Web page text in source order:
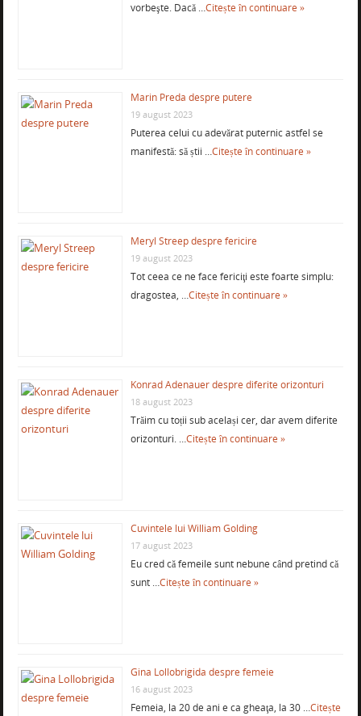
vorbeşte. Dacă …Citește în continuare »
Marin Preda despre putere
19 august 2023
Puterea celui cu adevărat puternic astfel se
manifestă: să știi …Citește în continuare »
Meryl Streep despre fericire
19 august 2023
Tot ceea ce ne face fericiţi este foarte simplu:
dragostea, …Citește în continuare »
Konrad Adenauer despre diferite orizonturi
18 august 2023
Trăim cu toții sub același cer, dar avem diferite
orizonturi. …Citește în continuare »
Cuvintele lui William Golding
17 august 2023
Eu cred că femeile sunt nebune când pretind că
sunt …Citește în continuare »
Gina Lollobrigida despre femeie
16 august 2023
Femeia, la 20 de ani e ca gheaţa, la 30 …Citește